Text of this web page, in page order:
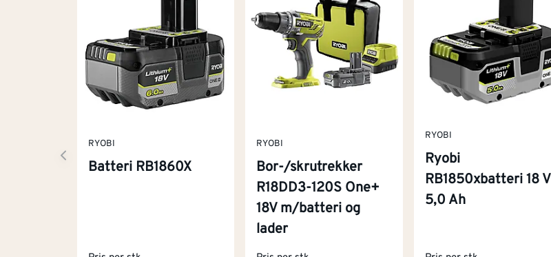
RYOBI
Batteri RB1860X
RYOBI
Bor-/skrutrekker
R18DD3-120S One+
18V m/batteri og
lader
RYOBI
Ryobi
RB1850xbatteri 18 V
5,0 Ah